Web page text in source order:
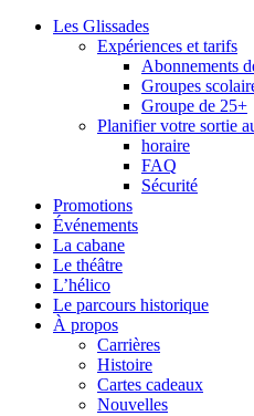
Les Glissades
Expériences et tarifs
Abonnements
Groupes
Groupe de 25+
Planifier votre sortie
horaire
FAQ
Sécurité
Promotions
Événements
La cabane
Le théâtre
L’hélico
Le parcours historique
À propos
Carrières
Histoire
Cartes cadeaux
Nouvelles